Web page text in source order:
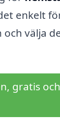
enkelt
välja
gratis